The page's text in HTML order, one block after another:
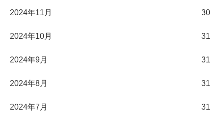
2024年11月 30
2024年10月 31
2024年9月 31
2024年8月 31
2024年7月 31